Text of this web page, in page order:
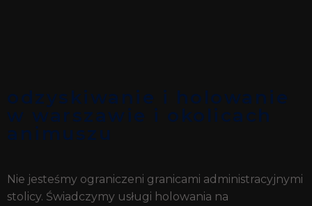
odzyskiwanie i holowanie
w warszawie i okolicach
animuszu
Nie jesteśmy ograniczeni granicami administracyjnymi
stolicy. Świadczymy usługi holowania na